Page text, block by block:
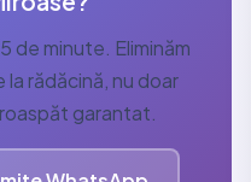
de minute. Eliminăm
rădăcină, nu doar
garantat.